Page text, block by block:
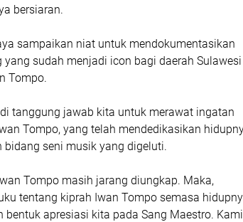
bersiaran.
sampaikan niat untuk mendokumentasikan
sudah menjadi icon bagi daerah Sulawesi
Tompo.
tanggung jawab kita untuk merawat ingatan
Tompo, yang telah mendedikasikan
bidang seni musik yang digeluti.
Tompo masih jarang diungkap. Maka,
tentang kiprah Iwan Tompo semasa
bentuk apresiasi kita pada Sang Maestro. Kami